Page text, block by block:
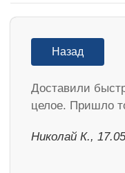
Назад
Доставили
целое. Пришло
Николай К.,